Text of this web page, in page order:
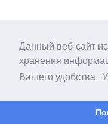
Данный веб-сайт
хранения
Вашего удобства.